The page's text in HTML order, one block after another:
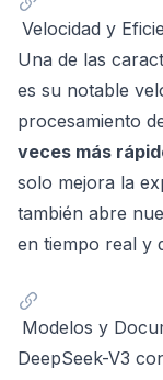
Velocidad y
Una de las
es su notable
procesamiento
veces más
solo mejora la
también abre
en tiempo real y
Modelos y
DeepSeek-V3